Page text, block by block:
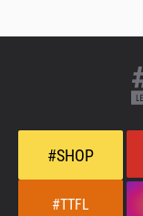
#SHOP
#TTFL